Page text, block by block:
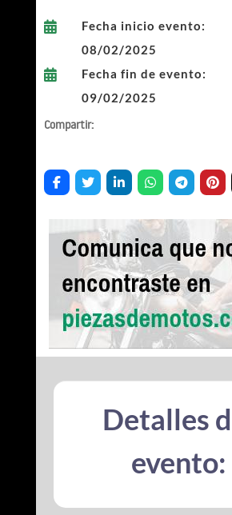

Fecha inicio evento:
08/02/2025

Fecha fin de evento:
09/02/2025
Compartir:
Detalles
evento: